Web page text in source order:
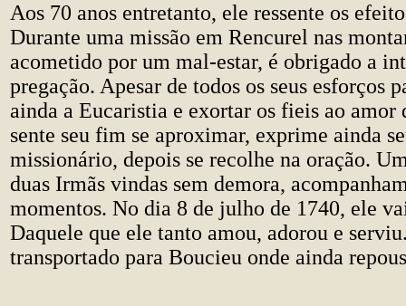
Aos 70 anos entretanto, ele ressente os
Durante uma missão em Rencurel nas
acometido por um mal-estar, é obrigado a
pregação. Apesar de todos os seus esforços
ainda a Eucaristia e exortar os fieis ao amor
sente seu fim se aproximar, exprime ainda
missionário, depois se recolhe na oração.
duas Irmãs vindas sem demora,
momentos. No dia 8 de julho de 1740, ele
Daquele que ele tanto amou, adorou e
transportado para Boucieu onde ainda